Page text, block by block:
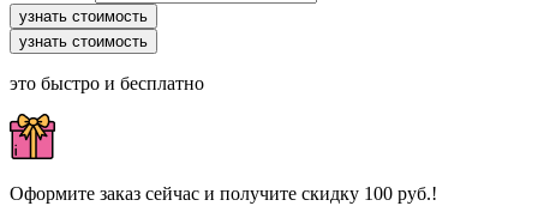
узнать стоимость
узнать стоимость
это быстро и бесплатно
Оформите заказ сейчас и получите скидку 100 руб.!